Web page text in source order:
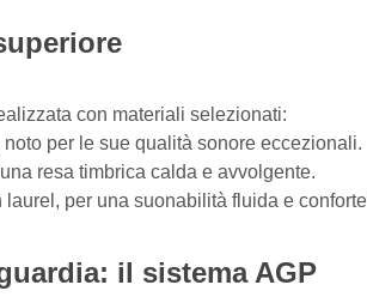
con materiali selezionati:
per le sue qualità sonore eccezionali.
resa timbrica calda e avvolgente.
per una suonabilità fluida e
il sistema AGP